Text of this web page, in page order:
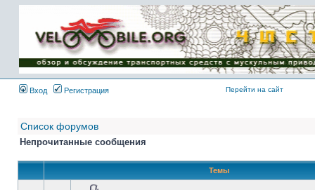
Имя пользователя:
Пароль:
{ LOG_ME_IN_SHORT
}
Вход
Регистрация Перейти на сайт
Список форумов
Непрочитанные сообщения
Темы